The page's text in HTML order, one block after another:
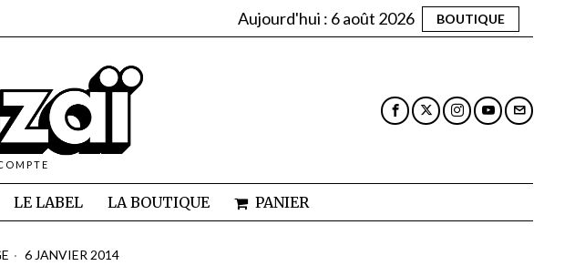
Aujourd'hui : 6 août 2026 BOUTIQUE
LE LABEL LA BOUTIQUE PANIER
6 JANVIER 2014